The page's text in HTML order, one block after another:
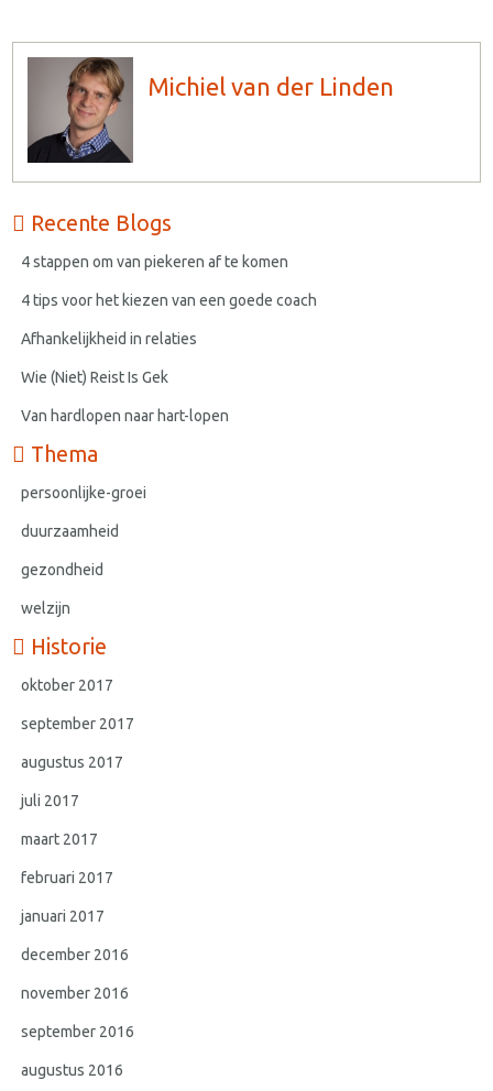
Michiel van der Linden
Recente Blogs
4 stappen om van piekeren af te komen
4 tips voor het kiezen van een goede coach
Afhankelijkheid in relaties
Wie (Niet) Reist Is Gek
Van hardlopen naar hart-lopen
Thema
persoonlijke-groei
duurzaamheid
gezondheid
welzijn
Historie
oktober 2017
september 2017
augustus 2017
juli 2017
maart 2017
februari 2017
januari 2017
december 2016
november 2016
september 2016
augustus 2016